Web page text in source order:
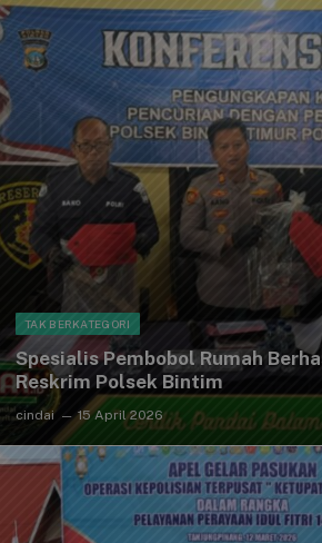
TAK BERKATEGORI
Spesialis Pembobol Rumah
Reskrim Polsek Bintim
cindai 15 April 2026